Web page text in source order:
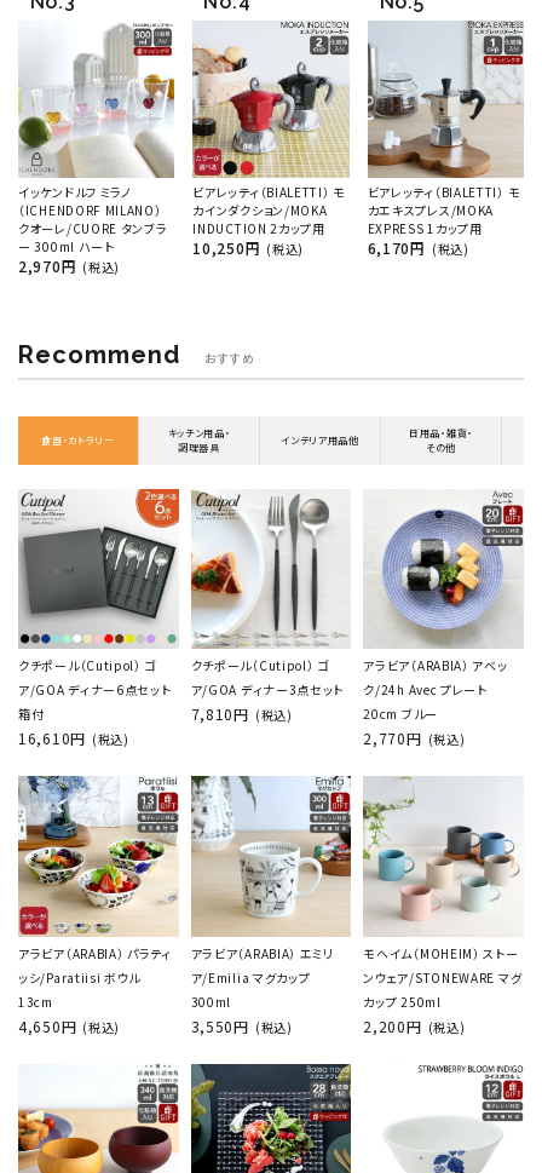
イッケンドルフ ミラノ
（ICHENDORF MILANO）
クオーレ/CUORE タンブラ
ー 300ml ハート
2,970円 (税込)
ビアレッティ（BIALETTI） モ
カインダクション/MOKA
INDUCTION 2カップ用
10,250円 (税込)
ビアレッティ（BIALETTI） モ
カエキスプレス/MOKA
EXPRESS 1カップ用
6,170円 (税込)
Recommend おすすめ
食器・カトラリー
キッチン用品・
調理器具
インテリア用品他
日用品・雑貨・
その他
クチポール（Cutipol） ゴ
ア/GOA ディナー6点セット
箱付
16,610円 (税込)
クチポール（Cutipol） ゴ
ア/GOA ディナー3点セット
7,810円 (税込)
アラビア（ARABIA） アベッ
ク/24h Avec プレート
20cm ブルー
2,770円 (税込)
アラビア（ARABIA） パラティ
ッシ/Paratiisi ボウル
13cm
4,650円 (税込)
アラビア（ARABIA） エミリ
ア/Emilia マグカップ
300ml
3,550円 (税込)
モヘイム（MOHEIM） ストー
ンウェア/STONEWARE マグ
カップ 250ml
2,200円 (税込)